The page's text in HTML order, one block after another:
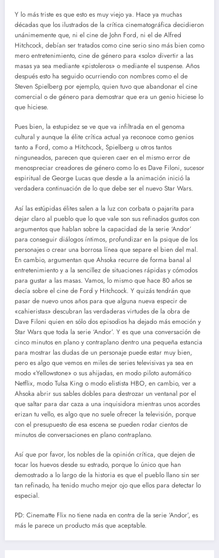
Y lo más triste es que esto es muy viejo ya. Hace ya muchas
décadas que los ilustrados de la crítica cinematográfica decidieron
unánimemente que, ni el cine de John Ford, ni el de Alfred
Hitchcock, debían ser tratados como cine serio sino más bien como
mero entretenimiento, cine de género para «solo» divertir a las
masas ya sea mediante «pistoleros» o mediante el suspense. Años
después esto ha seguido ocurriendo con nombres como el de
Steven Spielberg por ejemplo, quien tuvo que abandonar el cine
comercial o de género para demostrar que era un genio hiciese lo
que hiciese.
Pues bien, la estupidez se ve que va infiltrada en el genoma
cultural y aunque la élite crítica actual ya reconoce como genios
tanto a Ford, como a Hitchcock, Spielberg u otros tantos
ninguneados, parecen que quieren caer en el mismo error de
menospreciar creadores de género como lo es Dave Filoni, sucesor
espiritual de George Lucas que desde a la animación inició la
verdadera continuación de lo que debe ser el nuevo Star Wars.
Así las estúpidas élites salen a la luz con corbata o pajarita para
dejar claro al pueblo que lo que vale son sus refinados gustos con
argumentos que hablan sobre la capacidad de la serie ‘Andor’
para conseguir diálogos íntimos, profundizar en la psique de los
personajes o crear una borrosa línea que separe el bien del mal.
En cambio, argumentan que Ahsoka recurre de forma banal al
entretenimiento y a la sencillez de situaciones rápidas y cómodos
para gustar a las masas. Vamos, lo mismo que hace 80 años se
decía sobre el cine de Ford y Hitchcock. Y quizás tendrán que
pasar de nuevo unos años para que alguna nueva especir de
«cahieristas» descubran las verdaderas virtudes de la obra de
Dave Filoni quien en sólo dos episodios ha dejado más emoción y
Star Wars que toda la serie ‘Andor’. Y es que una conversación de
cinco minutos en plano y contraplano dentro una pequeña estancia
para mostrar las dudas de un personaje puede estar muy bien,
pero es algo que vemos en miles de series televisivas ya sea en
modo «Yellowstone» o sus ahijadas, en modo piloto automático
Netflix, modo Tulsa King o modo elistista HBO, en cambio, ver a
Ahsoka abrir sus sables dobles para destrozar un ventanal por el
que saltar para dar caza a una inquisidora mientras unos acordes
erizan tu vello, es algo que no suele ofrecer la televisión, porque
con el presupuesto de esa escena se pueden rodar cientos de
minutos de conversaciones en plano contraplano.
Así que por favor, los nobles de la opinión crítica, que dejen de
tocar los huevos desde su estrado, porque lo único que han
demostrado a lo largo de la historia es que el pueblo llano sin ser
tan refinado, ha tenido mucho mejor ojo que ellos para detectar lo
especial.
PD: Cinematte Flix no tiene nada en contra de la serie ‘Andor’, es
más le parece un producto más que aceptable.